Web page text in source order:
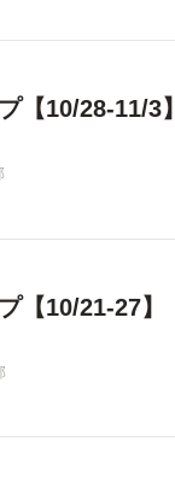
【10/28-11/3】
【10/21-27】